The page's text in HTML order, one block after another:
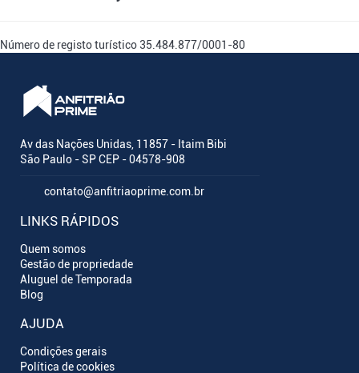
Número de registo turístico 35.484.877/0001-80
Av das Nações Unidas, 11857 - Itaim Bibi
São Paulo - SP CEP - 04578-908
contato@anfitriaoprime.com.br
LINKS RÁPIDOS
Quem somos
Gestão de propriedade
Aluguel de Temporada
Blog
AJUDA
Condições gerais
Política de cookies